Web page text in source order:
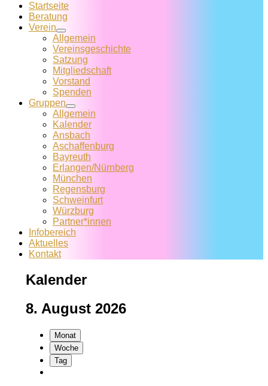
Startseite
Beratung
Verein
Allgemein
Vereins­geschichte
Satzung
Mitglied­schaft
Vorstand
Spenden
Gruppen
Allgemein
Kalender
Ansbach
Aschaffenburg
Bayreuth
Erlangen/Nürnberg
München
Regensburg
Schweinfurt
Würzburg
Partner*innen
Infobereich
Aktuelles
Kontakt
Kalender
8. August 2026
Monat
Woche
Tag